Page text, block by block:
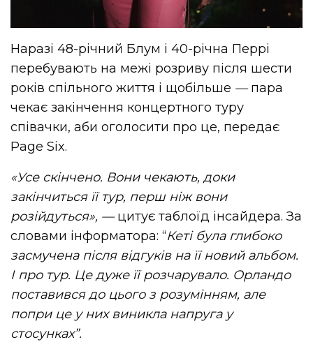
Наразі 48-річний Блум і 40-річна Перрі
перебувають на межі розриву після шести
років спільного життя і щобільше —пара
чекає закінчення концертного туру
співачки, аби оголосити про це, передає
Page Six.
«Усе скінчено. Вони чекають, доки
закінчиться її тур, перш ніж вони
розійдуться», —цитує таблоїд інсайдера. За
словами інформатора: “Кеті була глибоко
засмучена після відгуків на її новий альбом.
І про тур. Це дуже її розчарувало. Орландо
поставився до цього з розумінням, але
попри це у них виникла напруга у
стосунках”.